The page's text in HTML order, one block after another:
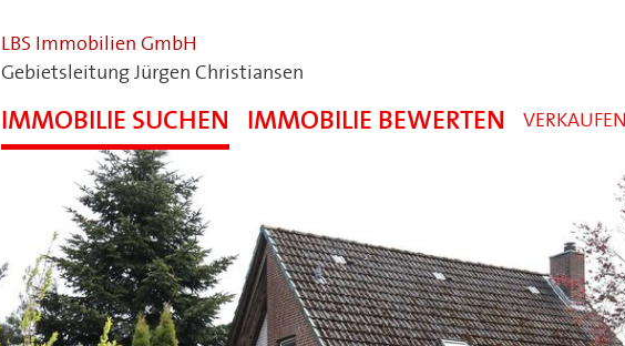
LBS Immobilien GmbH
Gebietsleitung Jürgen Christiansen
IMMOBILIE SUCHEN IMMOBILIE BEWERTEN VERKAUFEN